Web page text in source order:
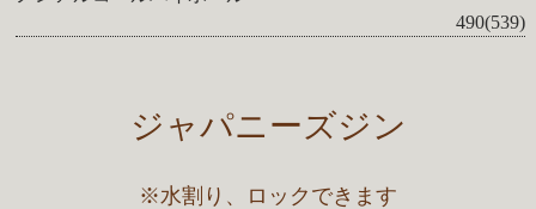
490(539)
ジャパニーズジン
※水割り、ロックできます